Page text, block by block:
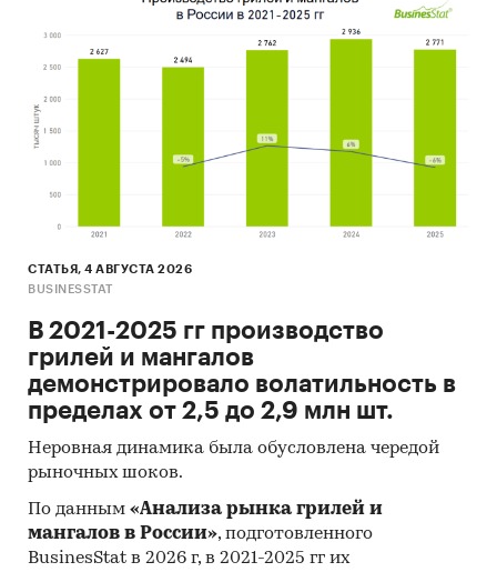
СТАТЬЯ, 4 АВГУСТА 2026
BUSINESSTAT
В 2021-2025 гг производство
грилей и мангалов
демонстрировало волатильность в
пределах от 2,5 до 2,9 млн шт.
Неровная динамика была обусловлена чередой
рыночных шоков.
По данным «Анализа рынка грилей и
мангалов в России», подготовленного
BusinesStat в 2026 г, в 2021-2025 гг их